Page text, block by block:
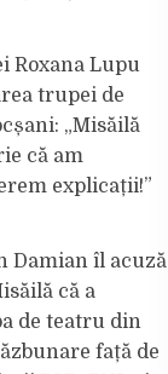
Roxana Lupu
trupei de
„Misăilă
că am
explicații!”
Damian îl acuză
că a
de teatru din
față de